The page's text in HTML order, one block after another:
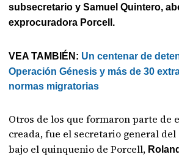
subsecretario y Samuel Quintero,
exprocuradora Porcell.
VEA TAMBIÉN: Un centenar de
Operación Génesis y más de 30
normas migratorias
Otros de los que formaron parte de
creada, fue el secretario general del
bajo el quinquenio de Porcell,